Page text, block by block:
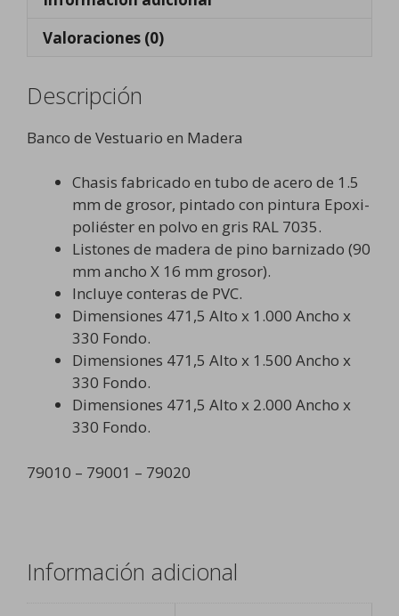
Valoraciones (0)
Descripción
Banco de Vestuario en Madera
Chasis fabricado en tubo de acero de 1.5
mm de grosor, pintado con pintura Epoxi-
poliéster en polvo en gris RAL 7035.
Listones de madera de pino barnizado (90
mm ancho X 16 mm grosor).
Incluye conteras de PVC.
Dimensiones 471,5 Alto x 1.000 Ancho x
330 Fondo.
Dimensiones 471,5 Alto x 1.500 Ancho x
330 Fondo.
Dimensiones 471,5 Alto x 2.000 Ancho x
330 Fondo.
79010 – 79001 – 79020
Información adicional